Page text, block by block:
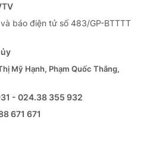
báo điện tử số 483/GP-BTTTT
Mỹ Hạnh, Phạm Quốc Thắng,
- 024.38 355 932
671 671